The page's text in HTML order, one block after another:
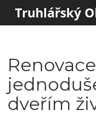
Truhlářský
dveřím